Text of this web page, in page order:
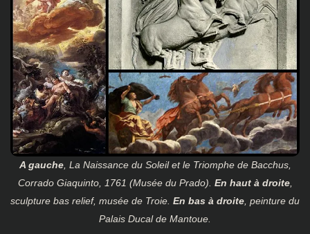
A gauche, La Naissance du Soleil et le Triomphe de Bacchus,
Corrado Giaquinto, 1761 (Musée du Prado). En haut à droite,
sculpture bas relief, musée de Troie. En bas à droite , peinture du
Palais Ducal de Mantoue.